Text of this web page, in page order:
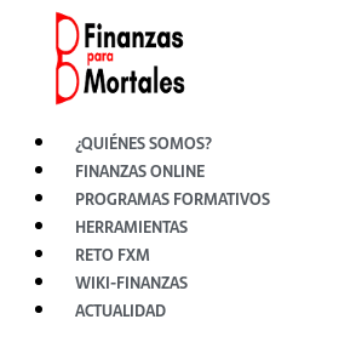
contenido
¿QUIÉNES SOMOS?
FINANZAS ONLINE
PROGRAMAS FORMATIVOS
HERRAMIENTAS
RETO FXM
WIKI-FINANZAS
ACTUALIDAD